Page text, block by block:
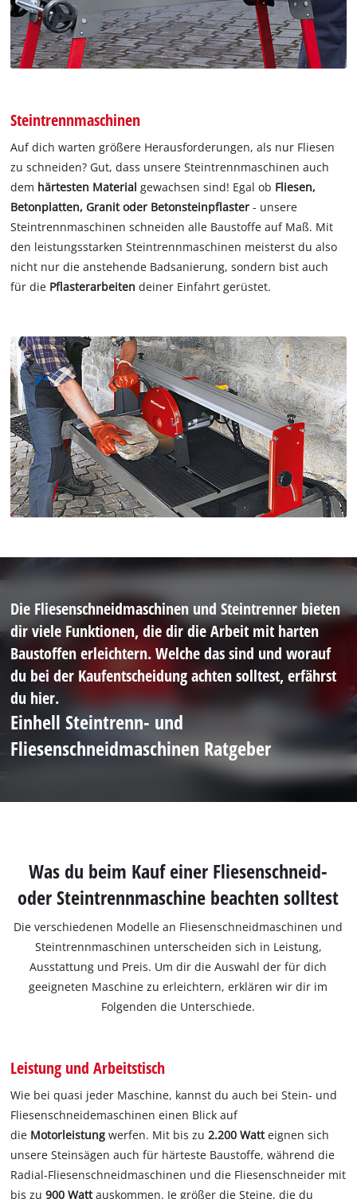
Steintrennmaschinen
Auf dich warten größere Herausforderungen, als nur Fliesen
zu schneiden? Gut, dass unsere Steintrennmaschinen auch
dem härtesten Materialgewachsen sind! Egal ob Fliesen,
Betonplatten, Granit oder Betonsteinpflaster - unsere
Steintrennmaschinen schneiden alle Baustoffe auf Maß. Mit
den leistungsstarken Steintrennmaschinen meisterst du also
nicht nur die anstehende Badsanierung, sondern bist auch
für die Pflasterarbeitendeiner Einfahrt gerüstet.
Die Fliesenschneidmaschinen und Steintrenner bieten
dir viele Funktionen, die dir die Arbeit mit harten
Baustoffen erleichtern. Welche das sind und worauf
du bei der Kaufentscheidung achten solltest, erfährst
du hier.
Einhell Steintrenn- und
Fliesenschneidmaschinen Ratgeber
Was du beim Kauf einer Fliesenschneid-
oder Steintrennmaschine beachten solltest
Die verschiedenen Modelle an Fliesenschneidmaschinen und
Steintrennmaschinen unterscheiden sich in Leistung,
Ausstattung und Preis. Um dir die Auswahl der für dich
geeigneten Maschine zu erleichtern, erklären wir dir im
Folgenden die Unterschiede.
Leistung und Arbeitstisch
Wie bei quasi jeder Maschine, kannst du auch bei Stein- und
Fliesenschneidemaschinen einen Blick auf
die Motorleistungwerfen. Mit bis zu2.200 Watteignen sich
unsere Steinsägen auch für härteste Baustoffe, während die
Radial-Fliesenschneidmaschinen und die Fliesenschneider mit
bis zu900 Wattauskommen. Je größer die Steine, die du